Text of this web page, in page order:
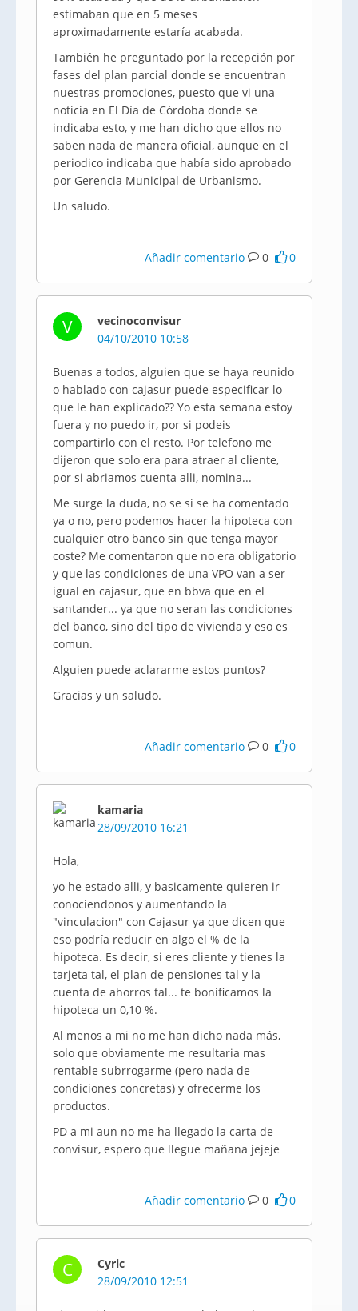
estimaban que en 5 meses
aproximadamente estaría acabada.
También he preguntado por la recepción por
fases del plan parcial donde se encuentran
nuestras promociones, puesto que vi una
noticia en El Día de Córdoba donde se
indicaba esto, y me han dicho que ellos no
saben nada de manera oficial, aunque en el
periodico indicaba que había sido aprobado
por Gerencia Municipal de Urbanismo.
Un saludo.
Añadir comentario 0 0
V
vecinoconvisur
04/10/2010 10:58
Buenas a todos, alguien que se haya reunido
o hablado con cajasur puede especificar lo
que le han explicado?? Yo esta semana estoy
fuera y no puedo ir, por si podeis
compartirlo con el resto. Por telefono me
dijeron que solo era para atraer al cliente,
por si abriamos cuenta alli, nomina...
Me surge la duda, no se si se ha comentado
ya o no, pero podemos hacer la hipoteca con
cualquier otro banco sin que tenga mayor
coste? Me comentaron que no era obligatorio
y que las condiciones de una VPO van a ser
igual en cajasur, que en bbva que en el
santander... ya que no seran las condiciones
del banco, sino del tipo de vivienda y eso es
comun.
Alguien puede aclararme estos puntos?
Gracias y un saludo.
Añadir comentario 0 0
kamaria
28/09/2010 16:21
Hola,
yo he estado alli, y basicamente quieren ir
conociendonos y aumentando la
"vinculacion" con Cajasur ya que dicen que
eso podría reducir en algo el % de la
hipoteca. Es decir, si eres cliente y tienes la
tarjeta tal, el plan de pensiones tal y la
cuenta de ahorros tal... te bonificamos la
hipoteca un 0,10 %.
Al menos a mi no me han dicho nada más,
solo que obviamente me resultaria mas
rentable subrrogarme (pero nada de
condiciones concretas) y ofrecerme los
productos.
PD a mi aun no me ha llegado la carta de
convisur, espero que llegue mañana jejeje
Añadir comentario 0 0
C
Cyric
28/09/2010 12:51